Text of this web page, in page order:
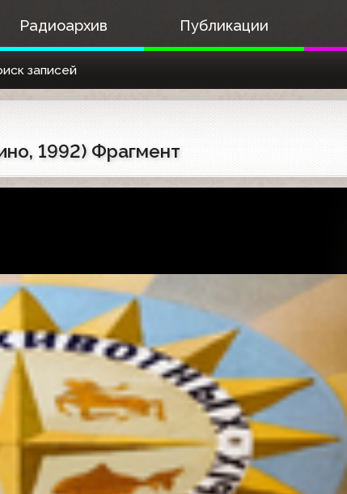
Радиоархив Публикации
записей
1992) Фрагмент